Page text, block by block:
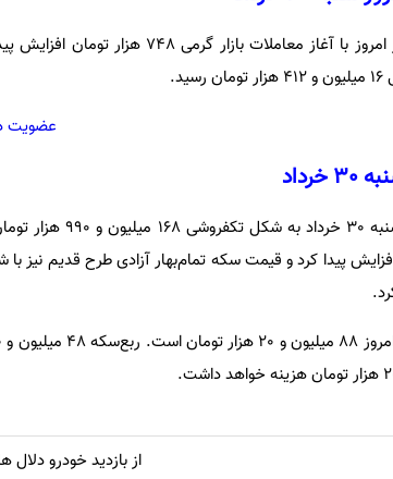
عضویت
قیمت سکه امامی امروز
از بازدید خودرو